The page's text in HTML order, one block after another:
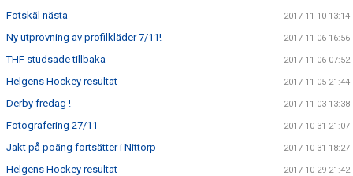
Fotskäl nästa 2017-11-10 13:14
Ny utprovning av profilkläder 7/11! 2017-11-06 16:56
THF studsade tillbaka 2017-11-06 07:52
Helgens Hockey resultat 2017-11-05 21:44
Derby fredag ! 2017-11-03 13:38
Fotografering 27/11 2017-10-31 21:07
Jakt på poäng fortsätter i Nittorp 2017-10-31 18:27
Helgens Hockey resultat 2017-10-29 21:42